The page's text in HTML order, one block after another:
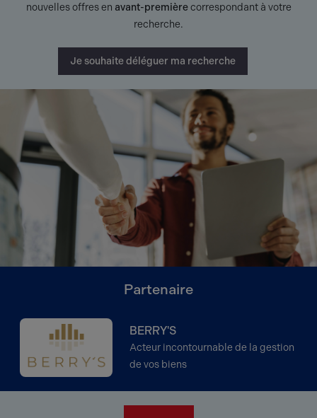
nouvelles offres en avant-premièrecorrespondant à votre
recherche.
Je souhaite déléguer ma recherche
Partenaire
BERRY'S
Acteur incontournable de la gestion
de vos biens